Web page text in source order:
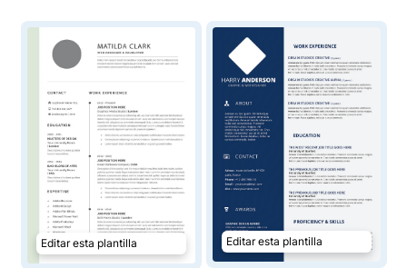
Editar esta plantilla Editar esta plantilla